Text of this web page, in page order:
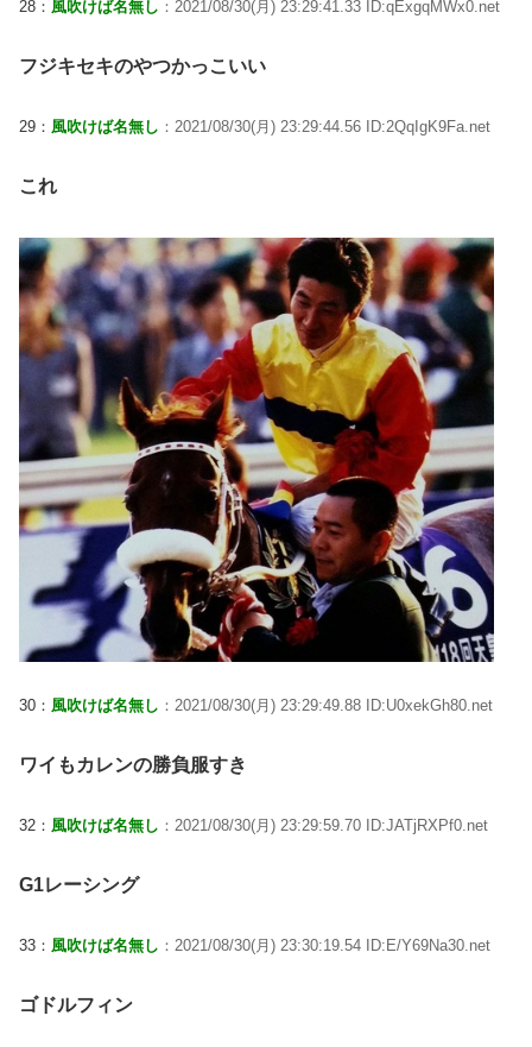
28： 風吹けば名無し ：2021/08/30(月) 23:29:41.33 ID:qExgqMWx0.net
フジキセキのやつかっこいい
29： 風吹けば名無し ：2021/08/30(月) 23:29:44.56 ID:2QqIgK9Fa.net
これ
30： 風吹けば名無し ：2021/08/30(月) 23:29:49.88 ID:U0xekGh80.net
ワイもカレンの勝負服すき
32： 風吹けば名無し ：2021/08/30(月) 23:29:59.70 ID:JATjRXPf0.net
G1レーシング
33： 風吹けば名無し ：2021/08/30(月) 23:30:19.54 ID:E/Y69Na30.net
ゴドルフィン